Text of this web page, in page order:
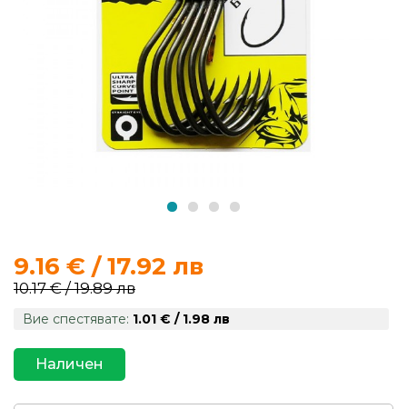
за
риболов
за
9.16 € / 17.92 лв
10.17 € / 19.89 лв
Вие спестявате: 1.01 € / 1.98 лв
Наличен